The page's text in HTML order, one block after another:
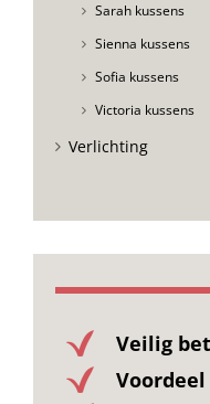
Sarah kussens
Sienna kussens
Sofia kussens
Victoria kussens
Verlichting
Veilig